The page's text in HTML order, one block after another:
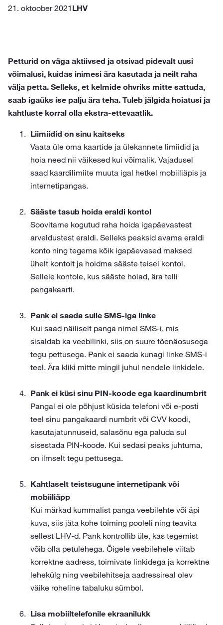
21. oktoober 2021 LHV
Petturid on väga aktiivsed ja otsivad pidevalt uusi
võimalusi, kuidas inimesi ära kasutada ja neilt raha
välja petta. Selleks, et kelmide ohvriks mitte sattuda,
saab igaüks ise palju ära teha. Tuleb jälgida hoiatusi ja
kahtluste korral olla ekstra-ettevaatlik.
Liimiidid on sinu kaitseks
Vaata üle oma kaartide ja ülekannete limiidid ja
hoia need nii väikesed kui võimalik. Vajadusel
saad kaardilimiite muuta igal hetkel mobiiliäpis ja
internetipangas.
Sääste tasub hoida eraldi kontol
Soovitame kogutud raha hoida igapäevastest
arveldustest eraldi. Selleks peaksid avama eraldi
konto ning tegema kõik igapäevased maksed
ühelt kontolt ja hoidma sääste teisel kontol.
Sellele kontole, kus sääste hoiad, ära telli
pangakaarti.
Pank ei saada sulle SMS-iga linke
Kui saad näiliselt panga nimel SMS-i, mis
sisaldab ka veebilinki, siis on suure tõenäosusega
tegu pettusega. Pank ei saada kunagi linke SMS-i
teel. Ära kliki mitte mingil juhul nendele linkidele.
Pank ei küsi sinu PIN-koode ega kaardinumbrit
Pangal ei ole põhjust küsida telefoni või e-posti
teel sinu pangakaardi numbrit või CVV koodi,
kasutajatunnuseid, salasõnu ega paluda sul
sisestada PIN-koode. Kui sedasi peaks juhtuma,
on ilmselt tegu pettusega.
Kahtlaselt teistsugune internetipank või
mobiiliäpp
Kui märkad kummalist panga veebilehte või äpi
kuva, siis jäta kohe toiming pooleli ning teavita
sellest LHV-d. Pank kontrollib üle, kas tegemist
võib olla petulehega. Õigele veebilehele viitab
korrektne aadress, toimivate linkidega ja korrektne
lehekülg ning veebilehitseja aadressireal olev
väike roheline tabaluku sümbol.
Lisa mobiiltelefonile ekraanilukk